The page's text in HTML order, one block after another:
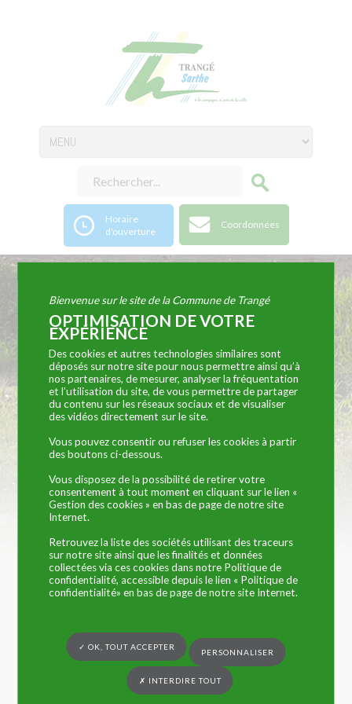
Horaire
d'ouverture
Coordonnées
Comité de jumelage
Trangé – Dunston
Vous êtes ici :Commune de Trangé»Vie associative » Comité de jumelage
Trangé – Dunston
Objet: favoriser les échanges humains et culturels
avec les habitants de Dunston en Angleterre
Affiliation: néant
Bureau :
Présidente : Josette LECOURT
Trésorier : Eddy LEGAY
Représentante des familles : Tatiana MAROLLEAU-
Bienvenue sur le site de la Commune de Trangé
OPTIMISATION DE VOTRE
EXPÉRIENCE
Des cookies et autres technologies similaires sont
déposés sur notre site pour nous permettre ainsi qu’à
nos partenaires, de mesurer, analyser la fréquentation
et l’utilisation du site, de vous permettre de partager
du contenu sur les réseaux sociaux et de visualiser
des vidéos directement sur le site.
Vous pouvez consentir ou refuser les cookies à partir
des boutons ci-dessous.
Vous disposez de la possibilité de retirer votre
consentement à tout moment en cliquant sur le lien «
Gestion des cookies » en bas de page de notre site
Internet.
Retrouvez la liste des sociétés utilisant des traceurs
sur notre site ainsi que les finalités et données
collectées via ces cookies dans notre Politique de
confidentialité, accessible depuis le lien « Politique de
confidentialité» en bas de page de notre site Internet.
✓ OK, TOUT ACCEPTER
PERSONNALISER
✗ INTERDIRE TOUT